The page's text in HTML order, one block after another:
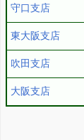
守口支店
東大阪支店
吹田支店
大阪支店